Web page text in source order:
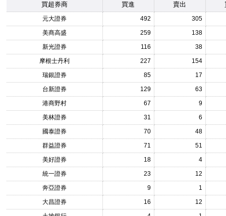
買超券商
買進 賣出
元大證券 492
305
美商高盛
259
138
新光證券
116
38
摩根士丹利
227
154
瑞銀證券
85
17
台新證券
129
63
港商野村
67
9
美林證券
31
6
國泰證券
70
48
群益證券
71
51
美好證券
18
4
統一證券
23
12
奔亞證券
9
1
大昌證券
16
12